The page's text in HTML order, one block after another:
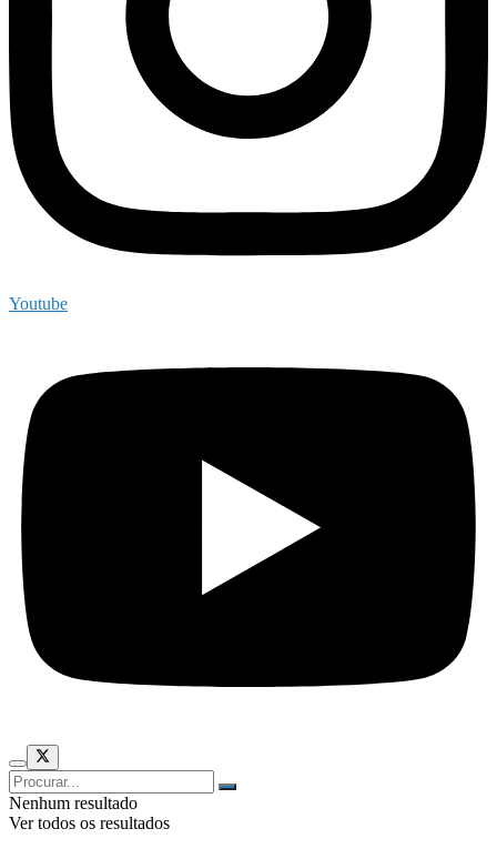
Youtube
Nenhum resultado
Ver todos os resultados